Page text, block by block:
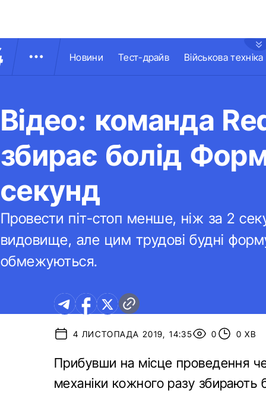
Новини Тест-драйв Військова техніка
Відео: команда
збирає болід
секунд
Провести піт-стоп менше, ніж за 2
видовище, але цим трудові будні
обмежуються.
4 ЛИСТОПАДА 2019, 14:35 0 0 ХВ
Прибувши на місце проведення
механіки кожного разу збирають